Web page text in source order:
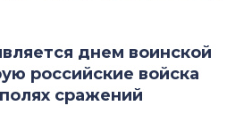
днем воинской
российские войска
сражений